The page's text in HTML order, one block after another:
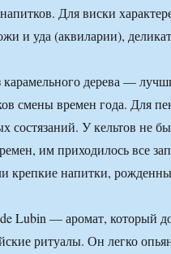
Для виски
и уда (аквиларии),
дерева —
смены времен года. Для
состязаний. У кельтов не
им приходилось все
крепкие напитки,
Lubin — аромат, который
ритуалы. Он легко